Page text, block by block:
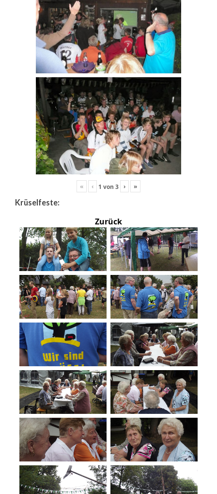
« ‹ 1 von 3 › »
Krüselfeste:
Zurück